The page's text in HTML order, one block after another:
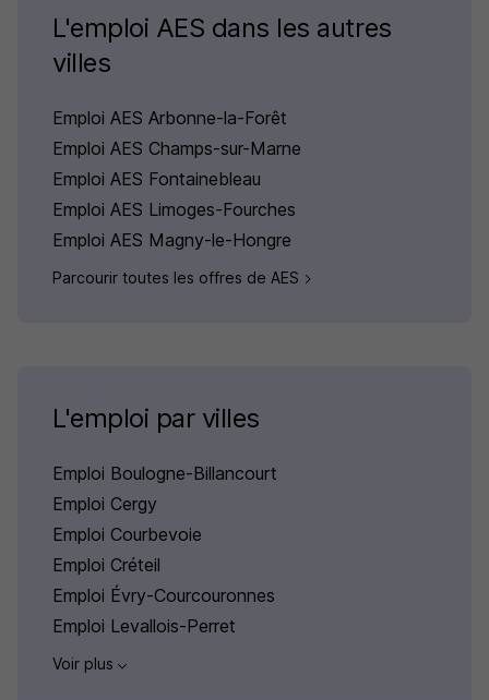
L'emploi AES dans les autres
villes
Emploi AES Arbonne-la-Forêt
Emploi AES Champs-sur-Marne
Emploi AES Fontainebleau
Emploi AES Limoges-Fourches
Emploi AES Magny-le-Hongre
Parcourir toutes les offres de AES
L'emploi par villes
Emploi Boulogne-Billancourt
Emploi Cergy
Emploi Courbevoie
Emploi Créteil
Emploi Évry-Courcouronnes
Emploi Levallois-Perret
Voir plus